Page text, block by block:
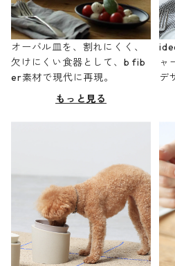
オーバル皿を、割れにくく、
欠けにくい食器として、b fib
er素材で現代に再現。
もっと見る
ャ
デ